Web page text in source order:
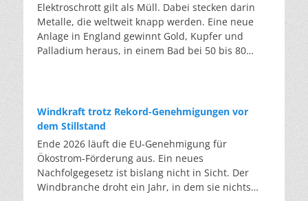
Elektroschrott gilt als Müll. Dabei stecken darin
Metalle, die weltweit knapp werden. Eine neue
Anlage in England gewinnt Gold, Kupfer und
Palladium heraus, in einem Bad bei 50 bis 80
tausend Grad ein. Energieintensiv und nur im
industriellen Großmaßstab möglich. Das Londoner
Start-up DEScycle hat im englischen Teesside eine
Demonstrationsanlage eröffnet, die ohne diese
Hitze auskommt: Ein chemisches Bad löst die
Metalle bei 50 bis 80 Grad heraus, statt sie
einzuschmelzen. Das Verfahren heißt Iono-
Windkraft trotz Rekord-Genehmigungen vor
dem Stillstand
Ende 2026 läuft die EU-Genehmigung für
Ökostrom-Förderung aus. Ein neues
Nachfolgegesetz ist bislang nicht in Sicht. Der
Windbranche droht ein Jahr, in dem sie nichts